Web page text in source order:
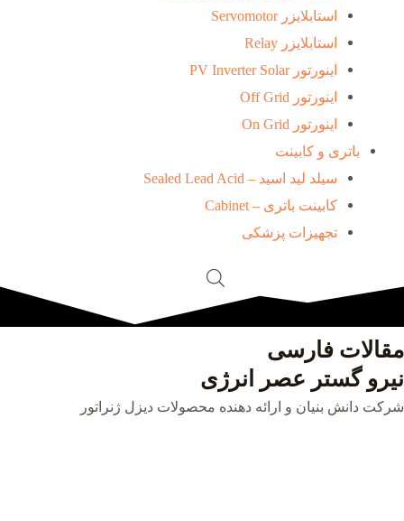
استابلایزر Servomotor
استابلایزر Relay
اینورتور PV Inverter Solar
اینورتور Off Grid
اینورتور On Grid
باتری و کابینت
سیلد لید اسید – Sealed Lead Acid
کابینت باتری – Cabinet
تجهیزات پزشکی
مقالات فارسی
نیرو گستر عصر انرژی
شرکت دانش بنیان و ارائه دهنده محصولات دیزل ژنراتور